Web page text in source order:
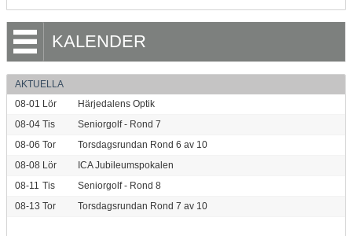
KALENDER
AKTUELLA
08-01 Lör
Härjedalens Optik
08-04 Tis
Seniorgolf - Rond 7
08-06 Tor
Torsdagsrundan Rond 6 av 10
08-08 Lör
ICA Jubileumspokalen
08-11 Tis
Seniorgolf - Rond 8
08-13 Tor Torsdagsrundan Rond 7 av 10